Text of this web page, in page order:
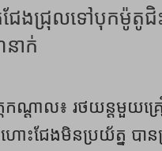
ែងជ្រុលទៅបុកម៉ូតូជិ
ាក់
តកណ្ដាល៖ រថយន្ដមួយ
ោះជែងមិនប្រយ័ត្ន ប